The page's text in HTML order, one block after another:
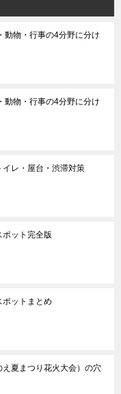
動物・行事の4分野に分け
動物・行事の4分野に分け
レ・屋台・渋滞対策
ット完全版
ットまとめ
夏まつり花火大会）の穴